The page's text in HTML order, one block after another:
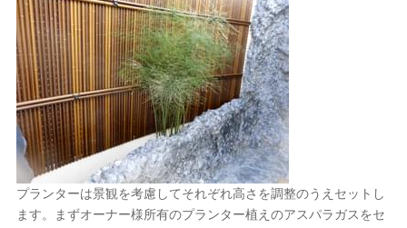
プランターは景観を考慮してそれぞれ高さを調整のうえセットし
ます。まずオーナー様所有のプランター植えのアスパラガスをセ